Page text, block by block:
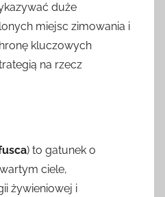
duże
miejsc zimowania i
kluczowych
na rzecz
) to gatunek o
ciele,
żywieniowej i